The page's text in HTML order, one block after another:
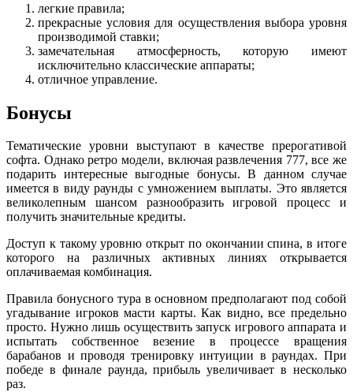
легкие правила;
прекрасные условия для осуществления выбора уровня
производимой ставки;
замечательная атмосферность, которую имеют
исключительно классические аппараты;
отличное управление.
Бонусы
Тематические уровни выступают в качестве прерогативой
софта. Однако ретро модели, включая развлечения 777, все же
подарить интересные выгодные бонусы. В данном случае
имеется в виду раунды с умножением выплаты. Это является
великолепным шансом разнообразить игровой процесс и
получить значительные кредиты.
Доступ к такому уровню открыт по окончании спина, в итоге
которого на различных активных линиях открывается
оплачиваемая комбинация.
Правила бонусного тура в основном предполагают под собой
угадывание игроков масти карты. Как видно, все предельно
просто. Нужно лишь осуществить запуск игрового аппарата и
испытать собственное везение в процессе вращения
барабанов и проводя тренировку интуиции в раундах. При
победе в финале раунда, прибыль увеличивает в несколько
раз.